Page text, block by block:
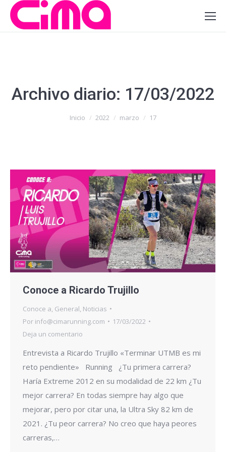
Archivo diario: 17/03/2022
Inicio 2022 marzo 17
Conoce a Ricardo Trujillo
Conoce a, General, Noticias
Por info@cimarunning.com
17/03/2022
Deja un comentario
Entrevista a Ricardo Trujillo «Terminar UTMB es mi
reto pendiente» Running ¿Tu primera carrera?
Haría Extreme 2012 en su modalidad de 22 km ¿Tu
mejor carrera? En todas siempre hay algo que
mejorar, pero por citar una, la Ultra Sky 82 km de
2021. ¿Tu peor carrera? No creo que haya peores
carreras,…